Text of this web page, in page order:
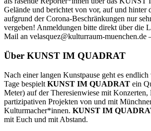
Gelände und berichtet von vor, auf und hinter
aufgrund der Corona-Beschränkungen nur
vergeben! Anmeldungen bitte direkt über die
Mail an velasquez@kulturraum-muenchen.de
Über KUNST IM QUADRAT
Nach einer langen Kunstpause geht es
Tage bespielt KUNST IM QUADRAT ein
Meter) auf der Theresienwiese mit Konzerten,
partizipativen Projekten von und mit
Kulturmacher*innen. KUNST IM
mit Euch und mit Abstand.